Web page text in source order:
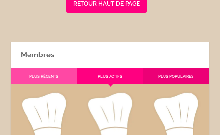
RETOUR HAUT DE PAGE
Membres
PLUS RÉCENTS PLUS ACTIFS PLUS POPULAIRES